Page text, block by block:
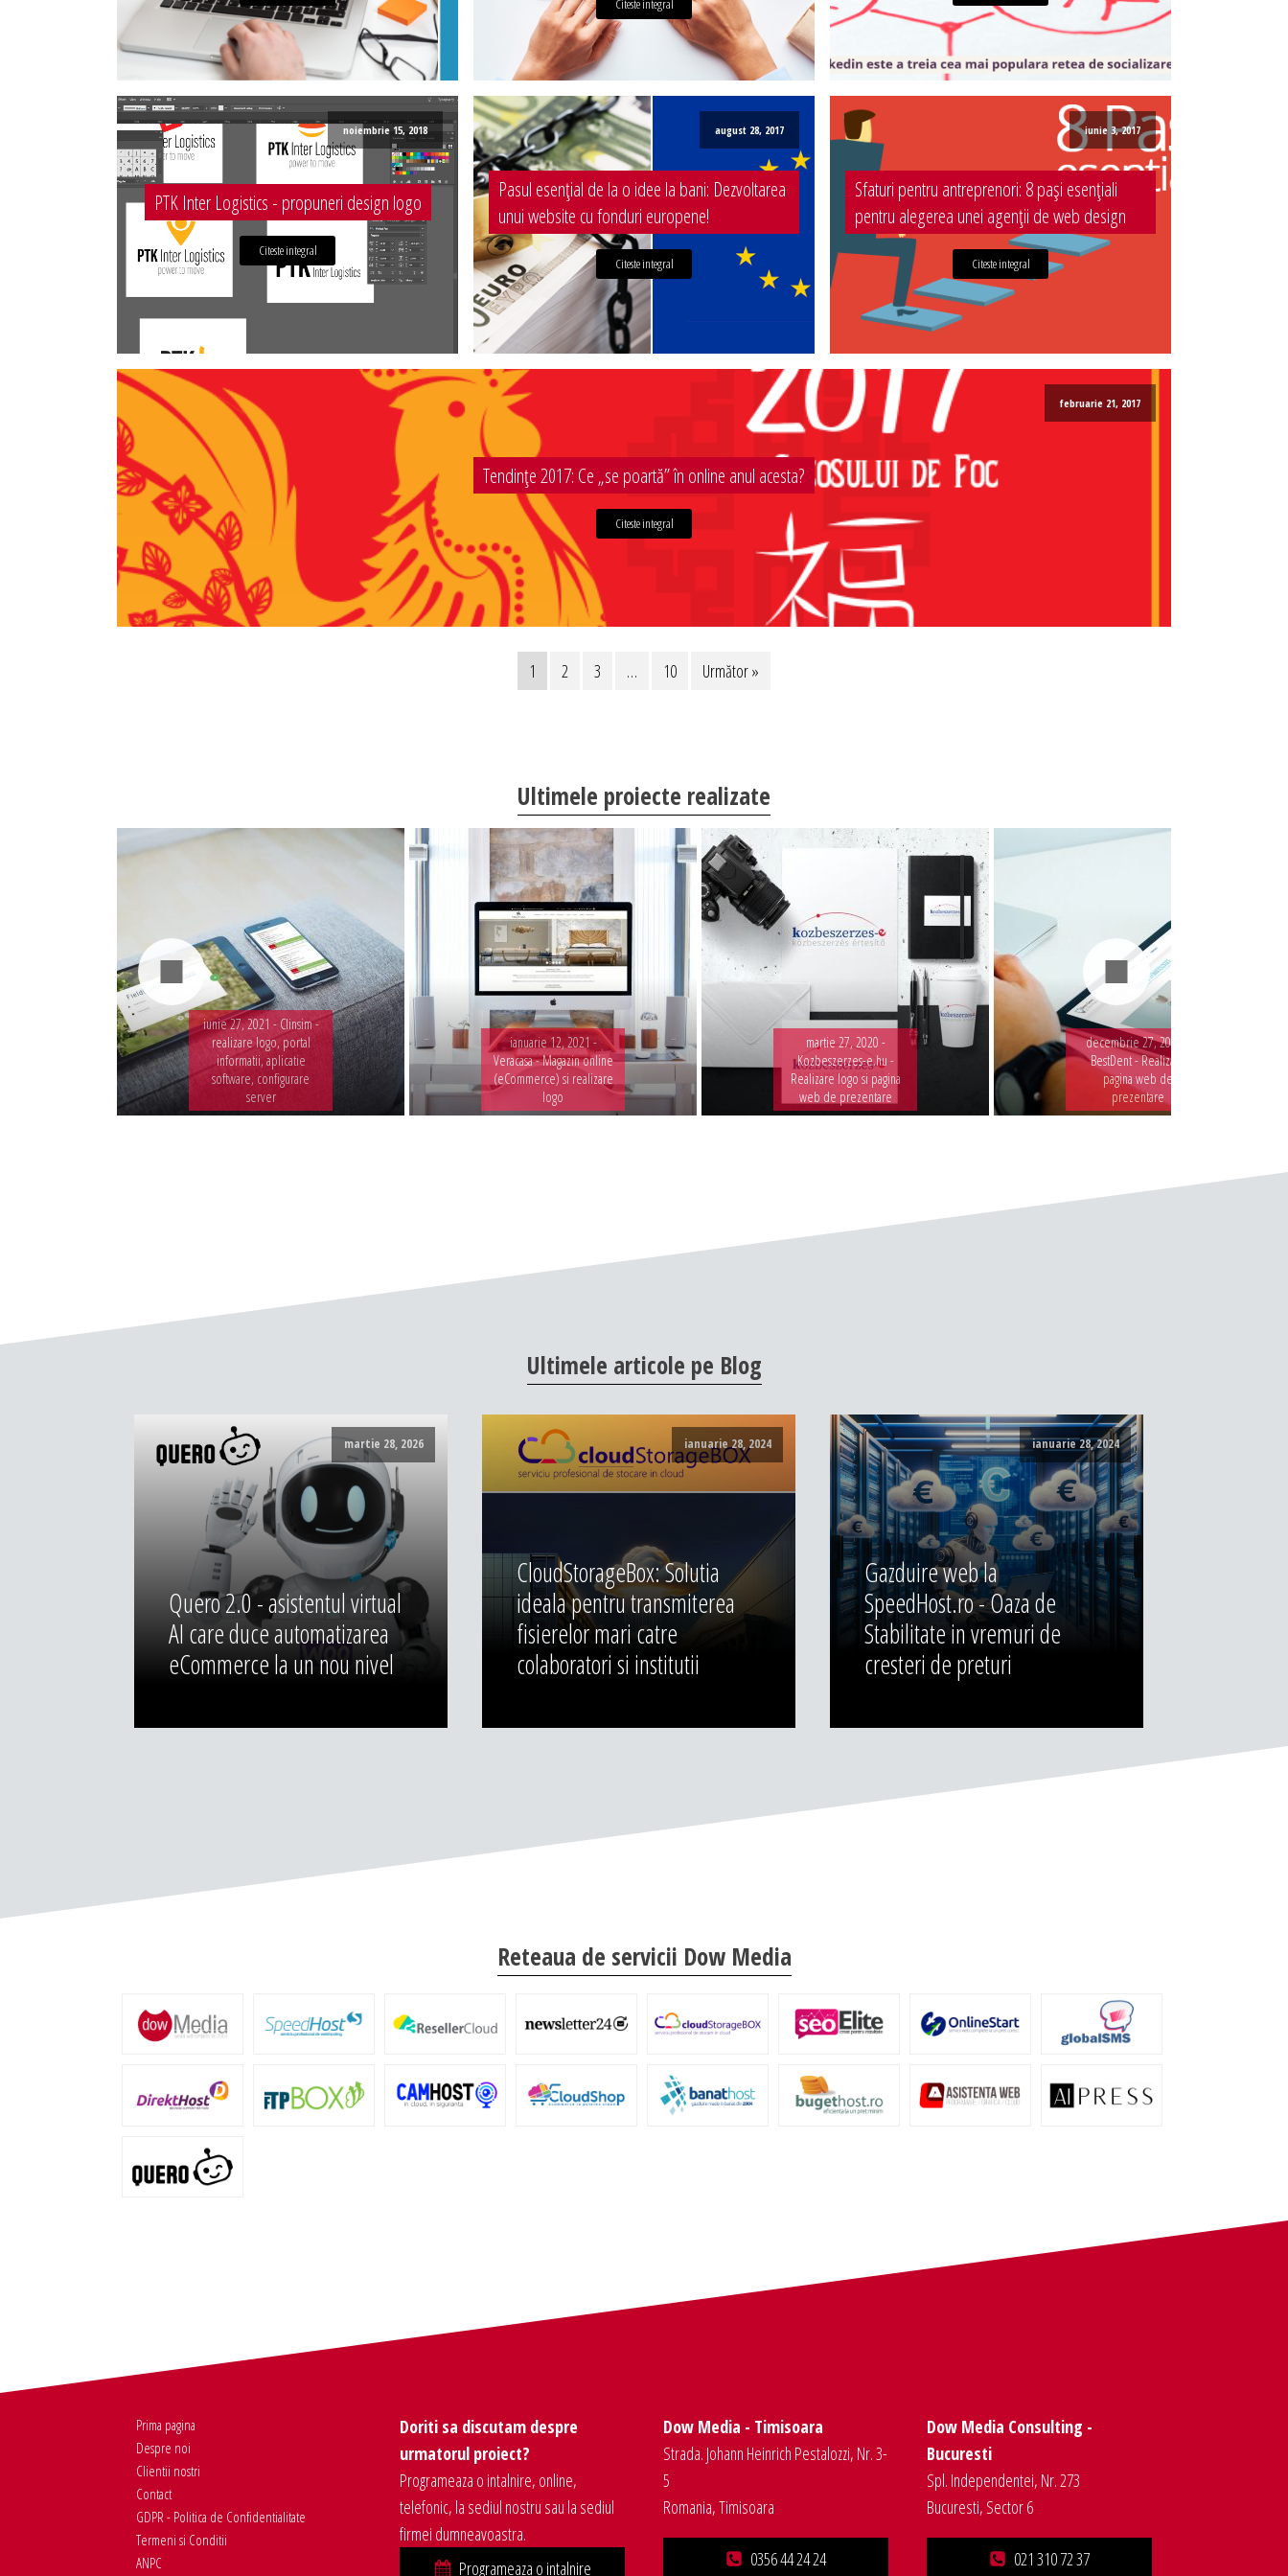
Citeste integral
noiembrie 15, 2018
PTK Inter Logistics - propuneri design logo
Citeste integral
august 28, 2017
Pasul esențial de la o idee la bani: Dezvoltarea
unui website cu fonduri europene!
Citeste integral
iunie 3, 2017
Sfaturi pentru antreprenori: 8 pași esențiali
pentru alegerea unei agenții de web design
Citeste integral
februarie 21, 2017
Tendințe 2017: Ce „se poartă” în online anul acesta?
Citeste integral
1 2 3 … 10 Următor »
Ultimele proiecte realizate
iunie 27, 2021 - Clinsim -
realizare logo, portal
informatii, aplicatie
software, configurare
server
ianuarie 12, 2021 -
Veracasa - Magazin online
(eCommerce) si realizare
logo
martie 27, 2020 -
Kozbeszerzes-e.hu -
Realizare logo si pagina
web de prezentare
decembrie 27, 2019 -
BestDent - Realizare
pagina web de
prezentare
Ultimele articole pe Blog
martie 28, 2026
Quero 2.0 - asistentul virtual
AI care duce automatizarea
eCommerce la un nou nivel
ianuarie 28, 2024
CloudStorageBox: Solutia
ideala pentru transmiterea
fisierelor mari catre
colaboratori si institutii
ianuarie 28, 2024
Gazduire web la
SpeedHost.ro - Oaza de
Stabilitate in vremuri de
cresteri de preturi
Reteaua de servicii Dow Media
Prima pagina
Despre noi
Clientii nostri
Contact
GDPR - Politica de Confidentialitate
Termeni si Conditii
ANPC
Doriti sa discutam despre
urmatorul proiect?
Programeaza o intalnire, online,
telefonic, la sediul nostru sau la sediul
firmei dumneavoastra.
Programeaza o intalnire
Dow Media - Timisoara
Strada. Johann Heinrich Pestalozzi, Nr. 3-
5
Romania, Timisoara
0356 44 24 24
Dow Media Consulting -
Bucuresti
Spl. Independentei, Nr. 273
Bucuresti, Sector 6
021 310 72 37